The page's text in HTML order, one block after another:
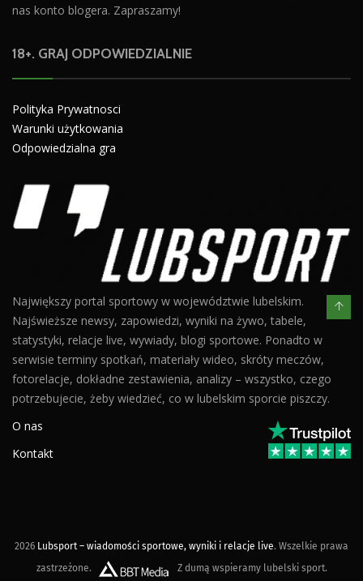
nas konto blogera. Zapraszamy!
18+. GRAJ ODPOWIEDZIALNIE
Polityka Prywatnosci
Warunki użytkowania
Odpowiedzialna gra
Największy portal sportowy w województwie lubelskim.
Najświeższe newsy, zapowiedzi, wyniki na żywo, tabele,
statystyki, relacje live, wywiady, blogi sportowe. Ponadto w
serwisie terminy spotkań, materiały wideo, skróty meczów,
fotorelacje, dokładne zestawienia, analizy – wszystko, czego
potrzebujecie, żeby wiedzieć, co w lubelskim sporcie piszczy.
O nas
Kontakt
2026 Lubsport – wiadomości sportowe, wyniki i relacje live. Wszelkie prawa
zastrzeżone.
Z dumą wspieramy lubelski sport.